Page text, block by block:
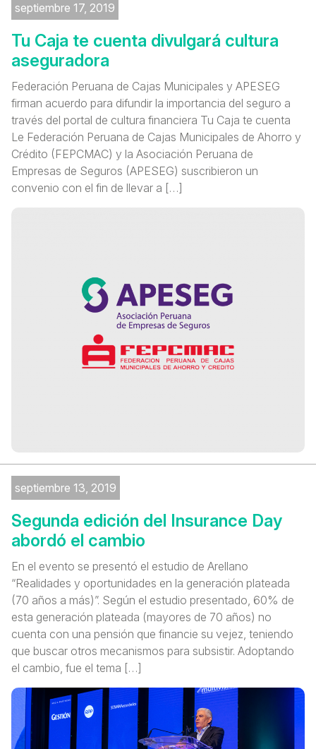
septiembre 17, 2019
Tu Caja te cuenta divulgará cultura
aseguradora
Federación Peruana de Cajas Municipales y APESEG
firman acuerdo para difundir la importancia del seguro a
través del portal de cultura financiera Tu Caja te cuenta
Le Federación Peruana de Cajas Municipales de Ahorro y
Crédito (FEPCMAC) y la Asociación Peruana de
Empresas de Seguros (APESEG) suscribieron un
convenio con el fin de llevar a […]
septiembre 13, 2019
Segunda edición del Insurance Day
abordó el cambio
En el evento se presentó el estudio de Arellano
“Realidades y oportunidades en la generación plateada
(70 años a más)”. Según el estudio presentado, 60% de
esta generación plateada (mayores de 70 años) no
cuenta con una pensión que financie su vejez, teniendo
que buscar otros mecanismos para subsistir. Adoptando
el cambio, fue el tema […]